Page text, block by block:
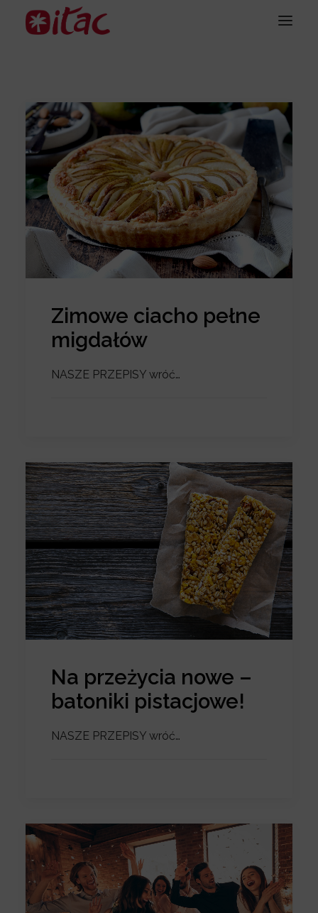
Zimowe ciacho pełne
migdałów
NASZE PRZEPISY wróć…
Na przeżycia nowe –
batoniki pistacjowe!
NASZE PRZEPISY wróć…